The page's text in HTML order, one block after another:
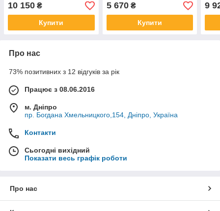
10 150 ₴
Купити
5 670₴
Купити
9
Про нас
73% позитивних з 12 відгуків за рік
Працює з 08.06.2016
м. Дніпро
пр. Богдана Хмельницкого,154, Дніпро, Україна
Контакти
Сьогодні вихідний
Показати весь графік роботи
Про нас